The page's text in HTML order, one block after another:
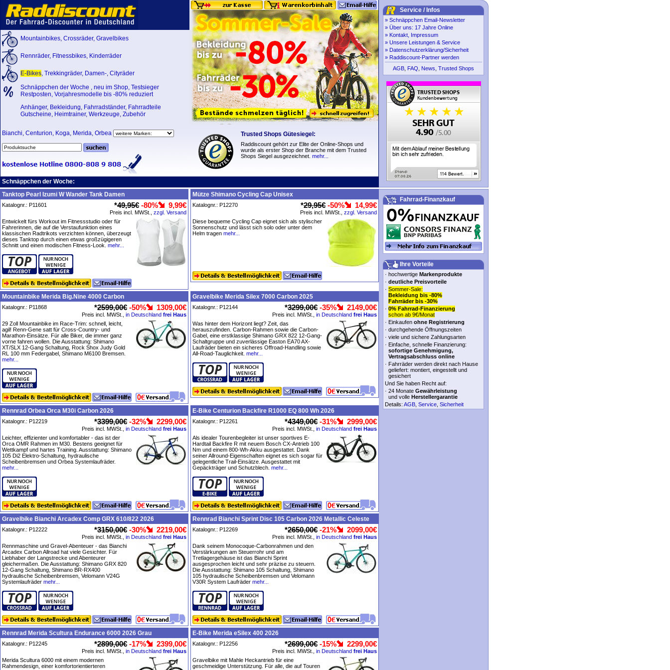
Mountainbikes, Crossräder, Gravelbikes
Rennräder, Fitnessbikes, Kinderräder
E-Bikes, Trekkingräder, Damen-, Cityräder
Schnäppchen der Woche , neu im Shop, Testsieger
Restposten, Vorjahresmodelle bis -80% reduziert
Anhänger, Bekleidung, Fahrradständer, Fahrradteile
Gutscheine, Heimtrainer, Werkzeuge, Zubehör
Service / Infos
» Schnäppchen Email-Newsletter
» Über uns: 17 Jahre Online
» Kontakt, Impressum
» Unsere Leistungen & Service
» Datenschutzerklärung/Sicherheit
» Raddiscount-Partner werden
AGB FAQ News Trusted Shops
Bianchi, Centurion, Koga, Merida, Orbea Trusted Shops Gütesiegel:
Raddiscount gehört zur Elite der Online-Shops und
wurde als erster Shop der Branche mit dem Trusted
Shops Siegel ausgezeichnet. mehr...
Schnäppchen der Woche:
Tanktop Pearl Izumi W Wander Tank Damen
Katalognr.: P11601 *49,95€ -80% 9,99€
Preis incl. MWSt., zzgl. Versand
Entwickelt fürs Workout im Fitnessstudio oder für
Fahrerinnen, die auf die Verstaufunktion eines
klassischen Radtrikots verzichten können, überzeugt
dieses Tanktop durch einen etwas großzügigeren
Schnitt und einen modischen Fitness-Look. mehr...
Mütze Shimano Cycling Cap Unisex
Katalognr.: P12270 *29,95€ -50% 14,99€
Preis incl. MWSt., zzgl. Versand
Diese bequeme Cycling Cap eignet sich als stylischer
Sonnenschutz und lässt sich solo oder unter dem
Helm tragen mehr...
Mountainbike Merida Big.Nine 4000 Carbon
Katalognr.: P11868 *2599,00€ -50% 1309,00€
Preis incl. MWSt., in Deutschland frei Haus
29 Zoll Mountainbike im Race-Trim: schnell, leicht,
agil! Renn-Gene satt für Cross-Country- und
Marathon-Einsätze. Für alle Biker, die immer ganz
vorne fahren wollen. Die Ausstattung: Shimano
XT/SLX 12-Gang Schaltung, Rock Shox Judy Gold
RL 100 mm Federgabel, Shimano M6100 Bremsen.
mehr...
Gravelbike Merida Silex 7000 Carbon 2025
Katalognr.: P12144 *3299,00€ -35% 2149,00€
Preis incl. MWSt., in Deutschland frei Haus
Was hinter dem Horizont liegt? Zeit, das
herauszufinden. Carbon-Rahmen sowie die Carbon-
Gabel, eine erstklassige Shimano GRX 822 12-Gang-
Schaltgruppe und zuverlässige Easton EA70 AX-
Laufräder bieten ein sicheres Offroad-Handling sowie
All-Road-Tauglichkeit. mehr...
Rennrad Orbea Orca M30i Carbon 2026
Katalognr.: P12219 *3399,00€ -32% 2299,00€
Preis incl. MWSt., in Deutschland frei Haus
Leichter, effizienter und komfortabler - das ist der
Orca OMR Rahmen im M30. Bestens geeignet für
Wettkampf und hartes Training. Ausstattung: Shimano
105 Di2 Elektro-Schaltung, hydraulische
Scheibenbremsen und Orbea Systemlaufräder.
mehr...
E-Bike Centurion Backfire R1000 EQ 800 Wh 2026
Katalognr.: P12261 *4349,00€ -31% 2999,00€
Preis incl. MWSt., in Deutschland frei Haus
Als idealer Tourenbegleiter ist unser sportives E-
Hardtail Backfire R mit neuem Bosch CX-Antrieb 100
Nm und einem 800-Wh-Akku ausgestattet. Dank
seiner Allround-Eigenschaften eignet es sich sogar für
gelegentliche Trail-Einsätze. Ausgestattet mit
Gepäckträger und Schutzblech. mehr...
Gravelbike Bianchi Arcadex Comp GRX 610/822 2026
Katalognr.: P12222 *3150,00€ -30% 2219,00€
Preis incl. MWSt., in Deutschland frei Haus
Rennmaschine und Gravel-Abenteuer - das Bianchi
Arcadex Carbon Allroad hat viele Gesichter. Für
Liebhaber der Langstrecke und Abenteurer
gleichermaßen. Die Ausstattung: Shimano GRX 820
12-Gang Schaltung, Shimano BR-RX400
hydraulische Scheibenbremsen, Velomann V24G
Systemlaufräder mehr...
Rennrad Bianchi Sprint Disc 105 Carbon 2026 Metallic Celeste
Katalognr.: P12269 *2650,00€ -21% 2099,00€
Preis incl. MWSt., in Deutschland frei Haus
Dank seinem Monocoque-Carbonrahmen und den
Verstärkungen am Steuerrohr und am
Tretlagergehäuse ist das Bianchi Sprint
ausgesprochen leicht und sehr präzise zu steuern.
Die Ausstattung: Shimano 105 Schaltung, Shimano
105 hydraulische Scheibenbremsen und Velomann
V30R System Laufräder mehr...
Rennrad Merida Scultura Endurance 6000 2026 Grau
Katalognr.: P12245 *2899,00€ -17% 2399,00€
Preis incl. MWSt., in Deutschland frei Haus
Merida Scultura 6000 mit einem modernen
Rahmendesign, einer komfortorientierteren
E-Bike Merida eSilex 400 2026
Katalognr.: P12256 *2699,00€ -15% 2299,00€
Preis incl. MWSt., in Deutschland frei Haus
Gravelbike mit Mahle Heckantrieb für eine
geschmeidige Unterstützung. Für alle, die auf Touren
Fahrrad-Finanzkauf
Ihre Vorteile
· hochwertige Markenprodukte
· deutliche Preisvorteile
· Sommer-Sale:
Bekleidung bis -80%
Fahrräder bis -30%
· 0% Fahrrad-Finanzierung
schon ab 9€/Monat
· Einkaufen ohne Registrierung
· durchgehende Öffnungszeiten
· viele und sichere Zahlungsarten
· Einfache, schnelle Finanzierung:
sofortige Genehmigung,
Vertragsabschluss online
· Fahrräder werden direkt nach Hause
geliefert: montiert, eingestellt und
gesichert
Und Sie haben Recht auf:
· 24 Monate Gewährleistung
und volle Herstellergarantie
Details: AGB Service Sicherheit